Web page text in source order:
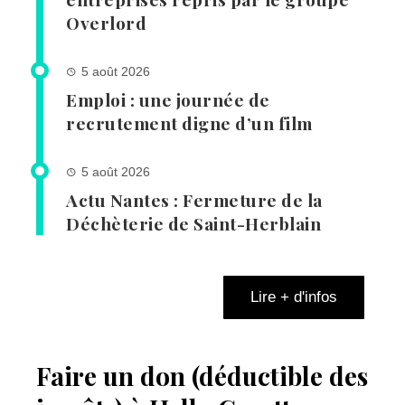
Overlord
5 août 2026
Emploi : une journée de
recrutement digne d’un film
5 août 2026
Actu Nantes : Fermeture de la
Déchèterie de Saint-Herblain
Lire + d'infos
Faire un don (déductible des